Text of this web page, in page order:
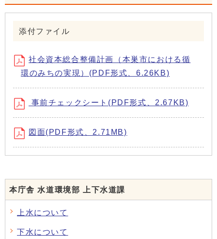
添付ファイル
社会資本総合整備計画（本巣市における循
環のみちの実現）(PDF形式、6.26KB)
事前チェックシート(PDF形式、2.67KB)
図面(PDF形式、2.71MB)
本庁舎 水道環境部 上下水道課
上水について
下水について